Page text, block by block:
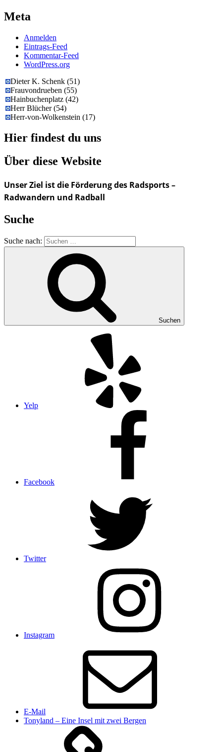
Meta
Anmelden
Eintrags-Feed
Kommentar-Feed
WordPress.org
Dieter K. Schenk(51)
Frauvondrueben(55)
Hainbuchenplatz(42)
Herr Blücher(54)
Herr-von-Wolkenstein(17)
Hier findest du uns
Über diese Website
Unser Ziel ist die Förderung des Radsports –
Radwandern und Radball
Suche
Suche nach:
Suchen
Yelp
Facebook
Twitter
Instagram
E-Mail
Tonyland – Eine Insel mit zwei Bergen